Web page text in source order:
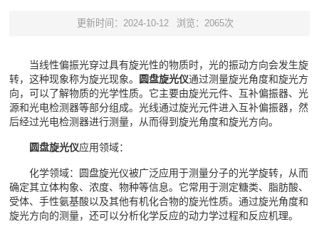
更新时间：2024-10-12 浏览：2065次
当线性偏振光穿过具有旋光性的物质时，光的振动方向会发生旋
转，这种现象称为旋光现象。 圆盘旋光仪通过测量旋光角度和旋光方
向，可以了解物质的光学性质。它主要由旋光元件、互补偏振器、光
源和光电检测器等部分组成。光线通过旋光元件进入互补偏振器，然
后经过光电检测器进行测量，从而得到旋光角度和旋光方向。
圆盘旋光仪应用领域：
化学领域：圆盘旋光仪被广泛应用于测量分子的光学旋转，从而
确定其立体构象、浓度、物种等信息。它常用于测定糖类、脂肪酸、
受体、手性氨基酸以及其他有机化合物的旋光性质。通过旋光角度和
旋光方向的测量，还可以分析化学反应的动力学过程和反应机理。